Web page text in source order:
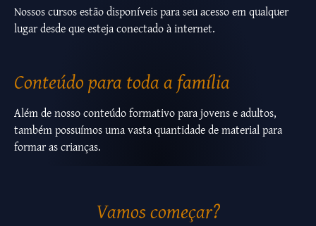
Nossos cursos estão disponíveis para seu acesso em qualquer
lugar desde que esteja conectado à internet.
Conteúdo para toda a família
Além de nosso conteúdo formativo para jovens e adultos,
também possuímos uma vasta quantidade de material para
formar as crianças.
Vamos começar?